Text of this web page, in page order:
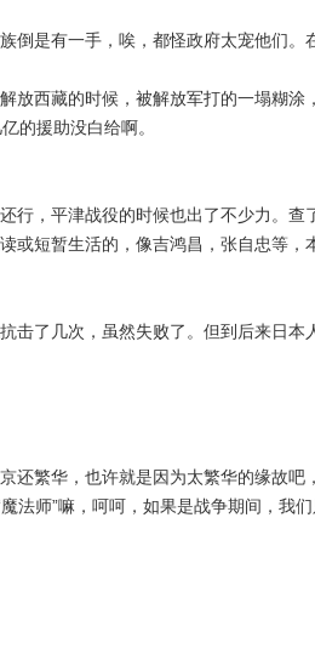
倒是有一手，唉，都怪政府太宠他们。
放西藏的时候，被解放军打的一塌糊涂
的援助没白给啊。
行，平津战役的时候也出了不少力。查
或短暂生活的，像吉鸿昌，张自忠等，
击了几次，虽然失败了。但到后来日
还繁华，也许就是因为太繁华的缘故吧
法师”嘛，呵呵，如果是战争期间，我